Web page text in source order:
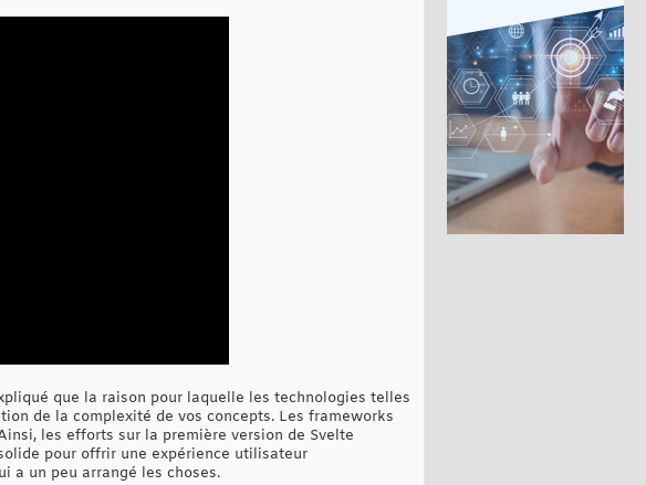
que la raison pour laquelle les technologies telles
de la complexité de vos concepts. Les frameworks
les efforts sur la première version de Svelte
pour offrir une expérience utilisateur
a un peu arrangé les choses.